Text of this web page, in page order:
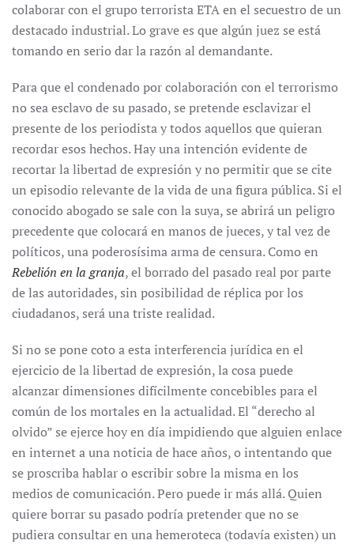
colaborar con el grupo terrorista ETA en el secuestro de un
destacado industrial. Lo grave es que algún juez se está
tomando en serio dar la razón al demandante.
Para que el condenado por colaboración con el terrorismo
no sea esclavo de su pasado, se pretende esclavizar el
presente de los periodista y todos aquellos que quieran
recordar esos hechos. Hay una intención evidente de
recortar la libertad de expresión y no permitir que se cite
un episodio relevante de la vida de una figura pública. Si el
conocido abogado se sale con la suya, se abrirá un peligro
precedente que colocará en manos de jueces, y tal vez de
políticos, una poderosísima arma de censura. Como en
Rebelión en la granja, el borrado del pasado real por parte
de las autoridades, sin posibilidad de réplica por los
ciudadanos, será una triste realidad.
Si no se pone coto a esta interferencia jurídica en el
ejercicio de la libertad de expresión, la cosa puede
alcanzar dimensiones difícilmente concebibles para el
común de los mortales en la actualidad. El “derecho al
olvido” se ejerce hoy en día impidiendo que alguien enlace
en internet a una noticia de hace años, o intentando que
se proscriba hablar o escribir sobre la misma en los
medios de comunicación. Pero puede ir más allá. Quien
quiere borrar su pasado podría pretender que no se
pudiera consultar en una hemeroteca (todavía existen) un